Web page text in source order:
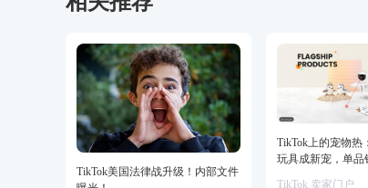
TikTok美国法律战升级！内部文件
TikTok上的宠物热
玩具成新宠，单品
TikTok 卖家门户